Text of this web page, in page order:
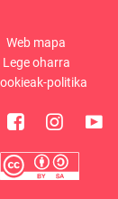
Web mapa
Lege oharra
politika